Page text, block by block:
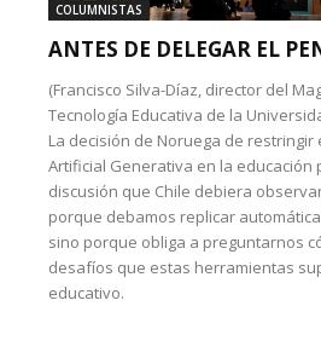
COLUMNISTAS
ANTES DE DELEGAR EL
(Francisco Silva-Díaz, director del
Tecnología Educativa de la
La decisión de Noruega de restringir
Artificial Generativa en la educación
discusión que Chile debiera
porque debamos replicar
sino porque obliga a preguntarnos
desafíos que estas herramientas
educativo.